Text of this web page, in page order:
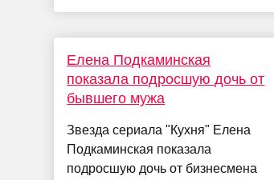
Елена Подкаминская
показала подросшую дочь от
бывшего мужа
Звезда сериала "Кухня" Елена
Подкаминская показала
подросшую дочь от бизнесмена